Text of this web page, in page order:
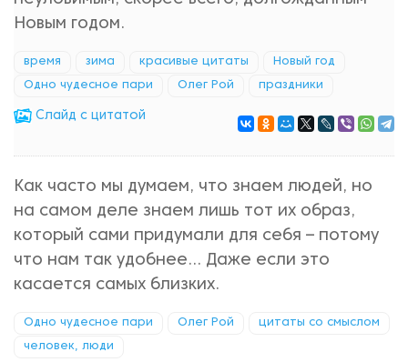
Новым годом.
время зима красивые цитаты Новый год
Одно чудесное пари Олег Рой праздники
Cлайд с цитатой
Как часто мы думаем, что знаем людей, но
на самом деле знаем лишь тот их образ,
который сами придумали для себя – потому
что нам так удобнее… Даже если это
касается самых близких.
Одно чудесное пари Олег Рой цитаты со смыслом
человек, люди